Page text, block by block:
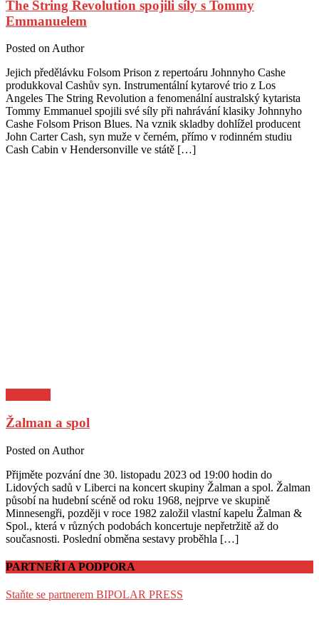
The String Revolution spojili síly s Tommy
Emmanuelem
Posted on Author
Jejich předělávku Folsom Prison z repertoáru Johnnyho Cashe
produkkoval Cashův syn. Instrumentální kytarové trio z Los
Angeles The String Revolution a fenomenální australský kytarista
Tommy Emmanuel spojili své síly při nahrávání klasiky Johnnyho
Cashe Folsom Prison Blues. Na vznik skladby dohlížel producent
John Carter Cash, syn muže v černém, přímo v rodinném studiu
Cash Cabin v Hendersonville ve státě […]
Žalman a spol
Posted on Author
Přijměte pozvání dne 30. listopadu 2023 od 19:00 hodin do
Lidových sadů v Liberci na koncert skupiny Žalman a spol. Žalman
působí na hudební scéně od roku 1968, nejprve ve skupině
Minnesengři, později v roce 1982 založil vlastní kapelu Žalman &
Spol., která v různých podobách koncertuje nepřetržitě až do
současnosti. Poslední obměna sestavy proběhla […]
PARTNEŘI A PODPORA
Staňte se partnerem BIPOLAR PRESS